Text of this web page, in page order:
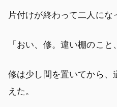
片付けが終わって二人にな
「おい、修。違い棚のこと
修は少し間を置いてから
えた。